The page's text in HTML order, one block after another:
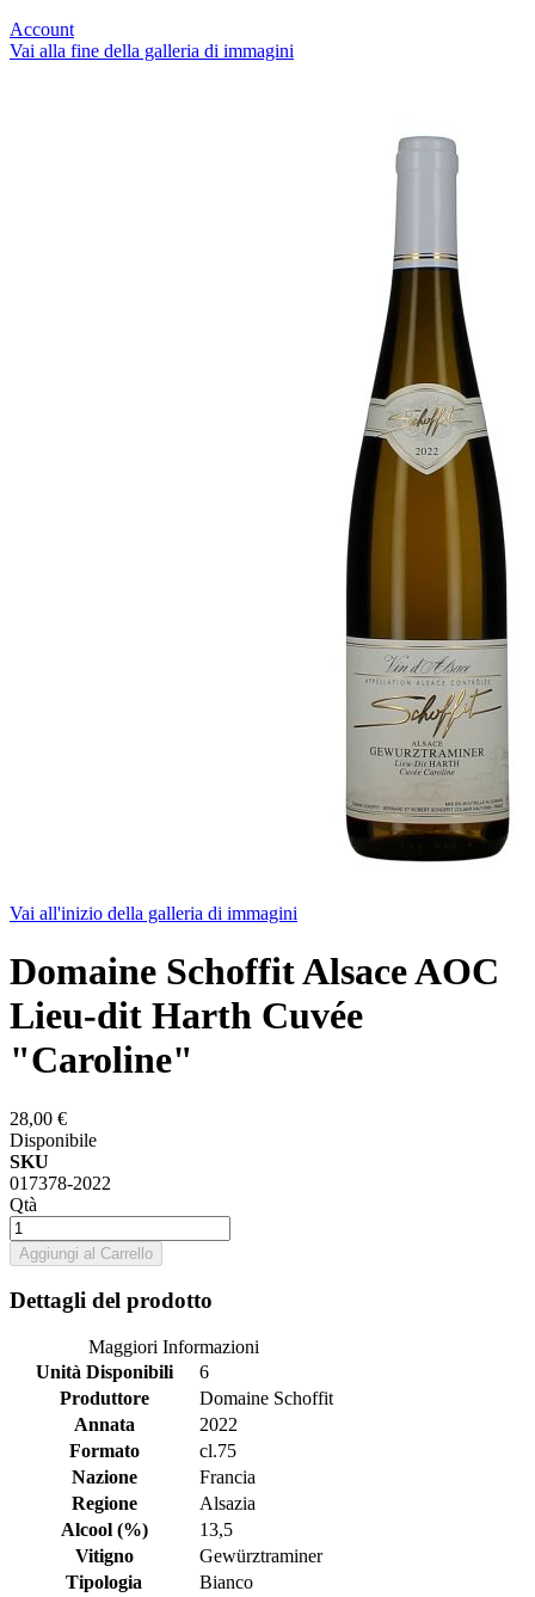
Account
Vai alla fine della galleria di immagini
Vai all'inizio della galleria di immagini
Domaine Schoffit Alsace AOC
Lieu-dit Harth Cuvée
"Caroline"
28,00 €
Disponibile
SKU
017378-2022
Qtà
Aggiungi al Carrello
Dettagli del prodotto
Maggiori Informazioni
Unità Disponibili
6
Produttore
Domaine Schoffit
Annata
2022
Formato
cl.75
Nazione
Francia
Regione
Alsazia
Alcool (%)
13,5
Vitigno
Gewürztraminer
Tipologia
Bianco